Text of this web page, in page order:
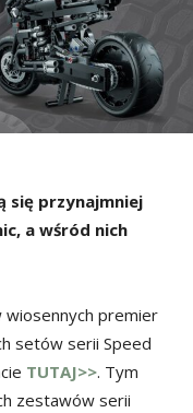
się przynajmniej
a wśród nich
wiosennych premier
setów serii Speed
TUTAJ>>. Tym
zestawów serii